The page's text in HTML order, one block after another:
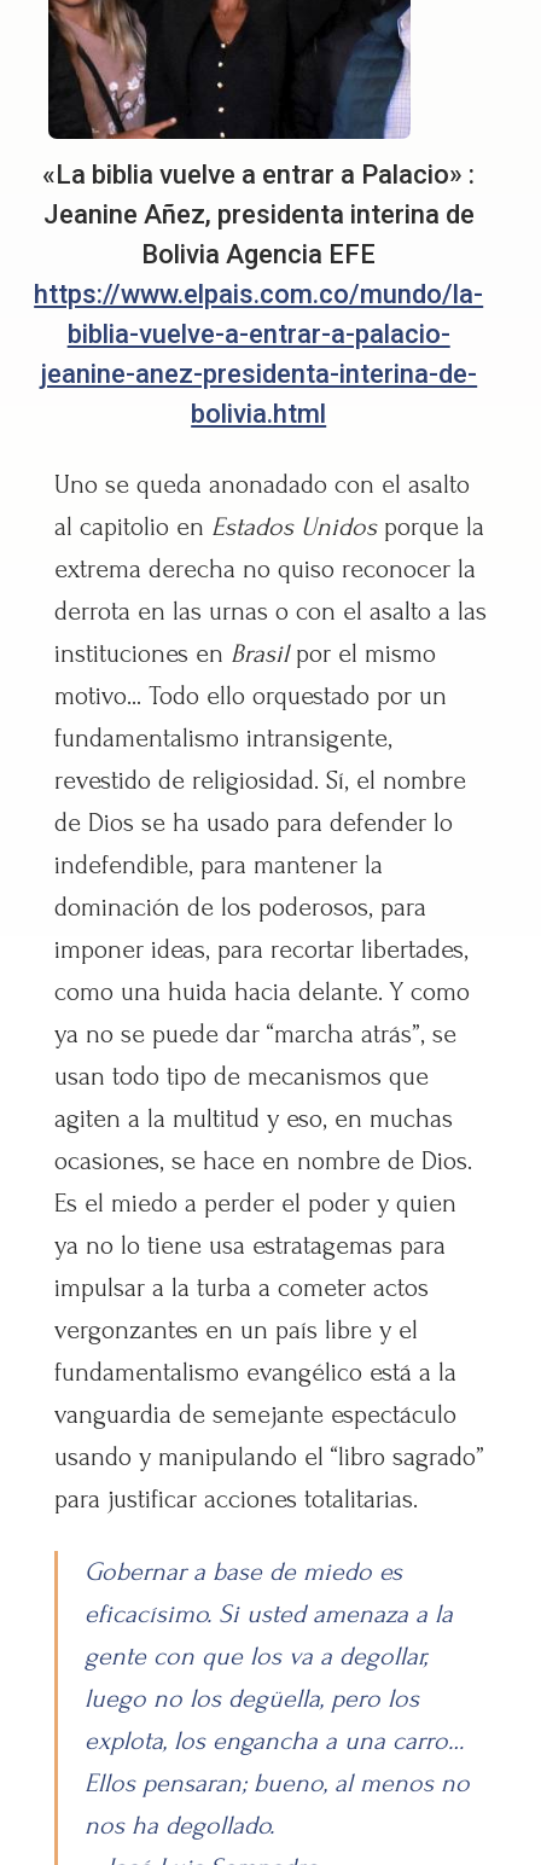
«La biblia vuelve a entrar a Palacio» :
Jeanine Añez, presidenta interina de
Bolivia Agencia EFE
https://www.elpais.com.co/mundo/la-
biblia-vuelve-a-entrar-a-palacio-
jeanine-anez-presidenta-interina-de-
bolivia.html
Uno se queda anonadado con el asalto
al capitolio en Estados Unidosporque la
extrema derecha no quiso reconocer la
derrota en las urnas o con el asalto a las
instituciones en Brasilpor el mismo
motivo… Todo ello orquestado por un
fundamentalismo intransigente,
revestido de religiosidad. Sí, el nombre
de Dios se ha usado para defender lo
indefendible, para mantener la
dominación de los poderosos, para
imponer ideas, para recortar libertades,
como una huida hacia delante. Y como
ya no se puede dar “marcha atrás”, se
usan todo tipo de mecanismos que
agiten a la multitud y eso, en muchas
ocasiones, se hace en nombre de Dios.
Es el miedo a perder el poder y quien
ya no lo tiene usa estratagemas para
impulsar a la turba a cometer actos
vergonzantes en un país libre y el
fundamentalismo evangélico está a la
vanguardia de semejante espectáculo
usando y manipulando el “libro sagrado”
para justificar acciones totalitarias.
Gobernar a base de miedo es
eficacísimo. Si usted amenaza a la
gente con que los va a degollar,
luego no los degüella, pero los
explota, los engancha a una carro…
Ellos pensaran; bueno, al menos no
nos ha degollado.